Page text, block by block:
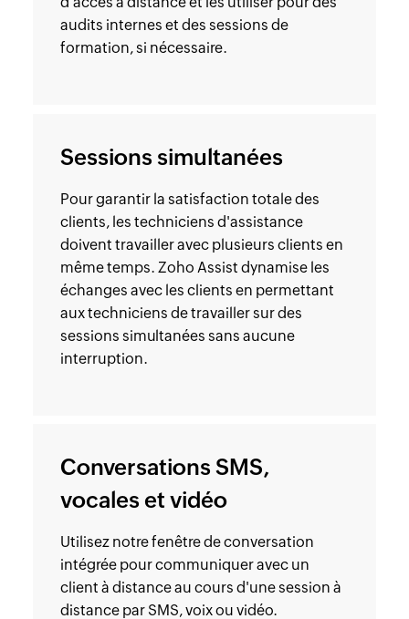
audits internes et des sessions de
formation, si nécessaire.
Sessions simultanées
Pour garantir la satisfaction totale des
clients, les techniciens d'assistance
doivent travailler avec plusieurs clients en
même temps. Zoho Assist dynamise les
échanges avec les clients en permettant
aux techniciens de travailler sur des
sessions simultanées sans aucune
interruption.
Conversations SMS,
vocales et vidéo
Utilisez notre fenêtre de conversation
intégrée pour communiquer avec un
client à distance au cours d'une session à
distance par SMS, voix ou vidéo.